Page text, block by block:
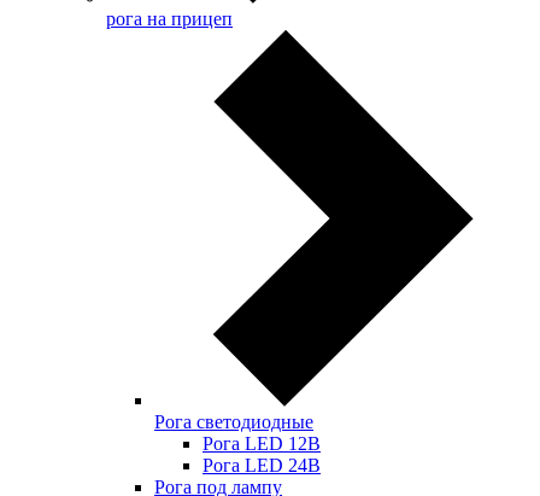
рога на прицеп
Рога светодиодные
Рога LED 12В
Рога LED 24В
Рога под лампу